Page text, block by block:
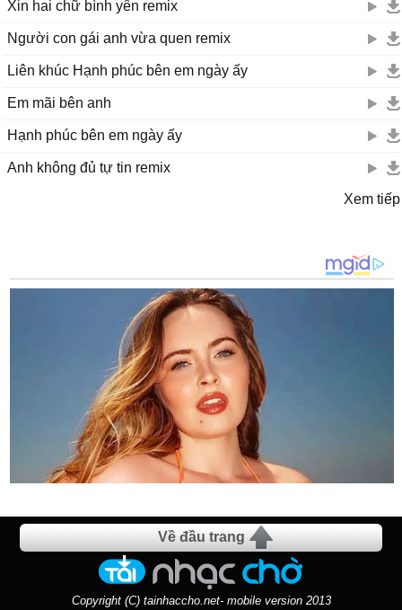
Xin hai chữ bình yên remix
Người con gái anh vừa quen remix
Liên khúc Hạnh phúc bên em ngày ấy
Em mãi bên anh
Hạnh phúc bên em ngày ấy
Anh không đủ tự tin remix
Xem tiếp
Về đầu trang
Copyright (C) tainhaccho.net- mobile version 2013